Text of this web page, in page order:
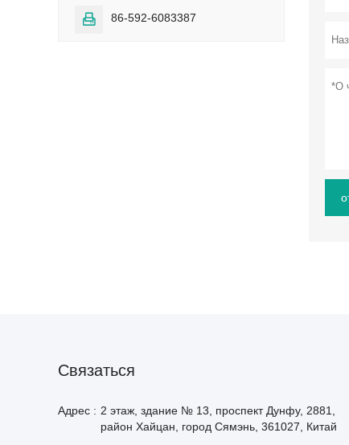
 86-592-6083387
Cвязаться
Адрес : 2 этаж, здание № 13, проспект Дунфу, 2881,
район Хайцан, город Сямэнь, 361027, Китай